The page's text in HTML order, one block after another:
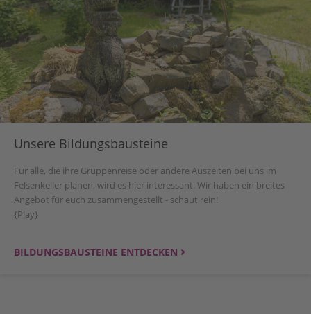
Unsere Bildungsbausteine
Für alle, die ihre Gruppenreise oder andere Auszeiten bei uns im
Felsenkeller planen, wird es hier interessant. Wir haben ein breites
Angebot für euch zusammengestellt - schaut rein!
{Play}
BILDUNGSBAUSTEINE ENTDECKEN